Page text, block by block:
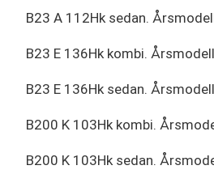
B23 A 112Hk sedan.
B23 E 136Hk kombi.
B23 E 136Hk sedan.
B200 K 103Hk kombi.
B200 K 103Hk sedan.